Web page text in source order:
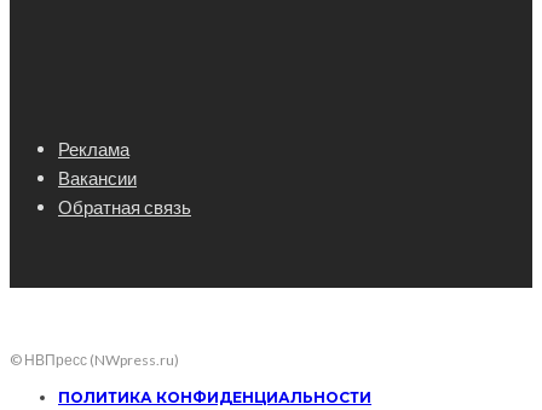
Реклама
Вакансии
Обратная связь
© НВПресс (NWpress.ru)
ПОЛИТИКА КОНФИДЕНЦИАЛЬНОСТИ